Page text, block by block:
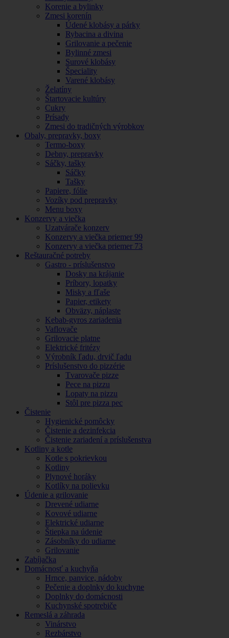
Korenie a bylinky
Zmesi korenín
Údené klobásy a párky
Rybacina a divina
Grilovanie a pečenie
Bylinné zmesi
Surové klobásy
Špeciality
Varené klobásy
Želatíny
Štartovacie kultúry
Cukry
Prísady
Zmesi do tradičných výrobkov
Obaly, prepravky, boxy
Termo-boxy
Debny, prepravky
Sáčky, tašky
Sáčky
Tašky
Papiere, fólie
Vozíky pod prepravky
Menu boxy
Konzervy a viečka
Uzatvárače konzerv
Konzervy a viečka priemer 99
Konzervy a viečka priemer 73
Reštauračné potreby
Gastro - príslušenstvo
Dosky na krájanie
Príbory, lopatky
Misky a fľaše
Papier, etikety
Obväzy, náplaste
Kebab-gyros zariadenia
Vaflovače
Grilovacie platne
Elektrické fritézy
Výrobník ľadu, drvič ľadu
Príslušenstvo do pizzérie
Tvarovače pizze
Pece na pizzu
Lopaty na pizzu
Stôl pre pizza pec
Čistenie
Hygienické pomôcky
Čistenie a dezinfekcia
Čistenie zariadení a príslušenstva
Kotliny a kotle
Kotle s pokrievkou
Kotliny
Plynové horáky
Kotlíky na polievku
Údenie a grilovanie
Drevené udiarne
Kovové udiarne
Elektrické udiarne
Štiepka na údenie
Zásobníky do udiarne
Grilovanie
Zabíjačka
Domácnosť a kuchyňa
Hrnce, panvice, nádoby
Pečenie a doplnky do kuchyne
Doplnky do domácnosti
Kuchynské spotrebiče
Remeslá a záhrada
Vinárstvo
Rezbárstvo